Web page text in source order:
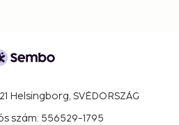
Helsingborg, SVÉDORSZÁG
szám: 556529-1795